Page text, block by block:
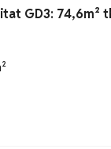
GD3: 74,6m²